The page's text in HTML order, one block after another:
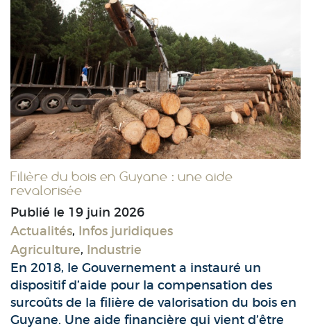
Filière du bois en Guyane : une aide
revalorisée
Publié le 19 juin 2026
Actualités, Infos juridiques
Agriculture, Industrie
En 2018, le Gouvernement a instauré un
dispositif d’aide pour la compensation des
surcoûts de la filière de valorisation du bois en
Guyane. Une aide financière qui vient d’être